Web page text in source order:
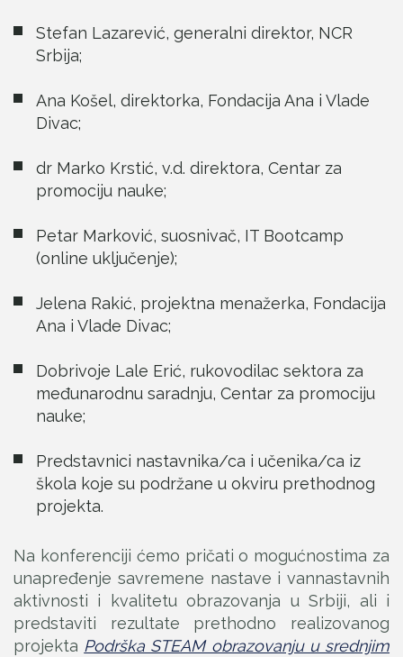
Stefan Lazarević, generalni direktor, NCR
Srbija;
Ana Košel, direktorka, Fondacija Ana i Vlade
Divac;
dr Marko Krstić, v.d. direktora, Centar za
promociju nauke;
Petar Marković, suosnivač, IT Bootcamp
(online uključenje);
Jelena Rakić, projektna menažerka, Fondacija
Ana i Vlade Divac;
Dobrivoje Lale Erić, rukovodilac sektora za
međunarodnu saradnju, Centar za promociju
nauke;
Predstavnici nastavnika/ca i učenika/ca iz
škola koje su podržane u okviru prethodnog
projekta.
Na konferenciji ćemo pričati o mogućnostima za
unapređenje savremene nastave i vannastavnih
aktivnosti i kvalitetu obrazovanja u Srbiji, ali i
predstaviti rezultate prethodno realizovanog
projekta Podrška STEAM obrazovanju u srednjim